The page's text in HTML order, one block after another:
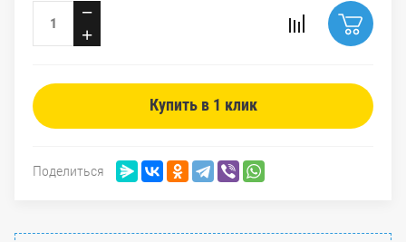
−
+
Купить в 1 клик
Поделиться